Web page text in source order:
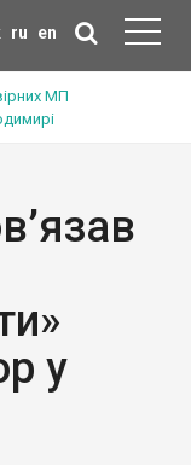
ru en
МП
у